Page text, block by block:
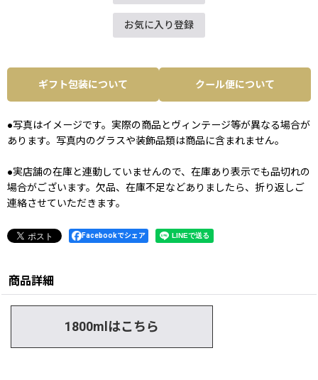
お気に入り登録
ギフト包装について クール便について
●写真はイメージです。実際の商品とヴィンテージ等が異なる場合が
あります。写真内のグラスや装飾品類は商品に含まれません。
●実店舗の在庫と連動していませんので、在庫あり表示でも品切れの
場合がございます。欠品、在庫不足などありましたら、折り返しご
連絡させていただきます。
Facebookでシェア
商品詳細
1800mlはこちら